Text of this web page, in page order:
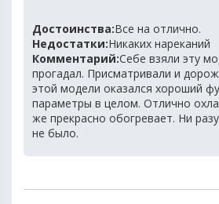
Достоинства:Все на отлично.
Недостатки:Никаких нареканий
Комментарий:Себе взяли эту
прогадал. Присматривали и
этой модели оказался хороший
параметры в целом. Отлично
же прекрасно обогревает. Ни
не было.